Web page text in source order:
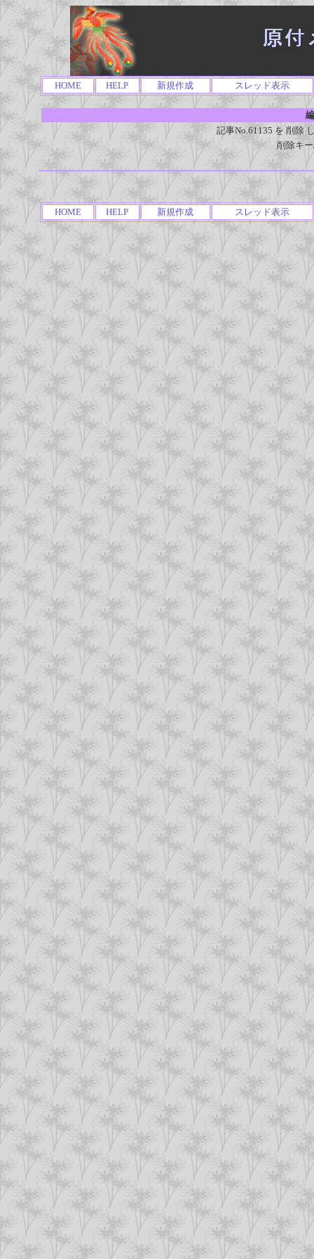
HOME HELP 新規作成 スレッド表示
記事No.61135 を 削除
削除キ
HOME HELP 新規作成 スレッド表示